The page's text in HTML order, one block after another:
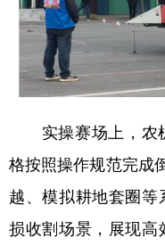
实操赛场上，农
格按照操作规范完成
越、模拟耕地套圈
损收割场景，展现高